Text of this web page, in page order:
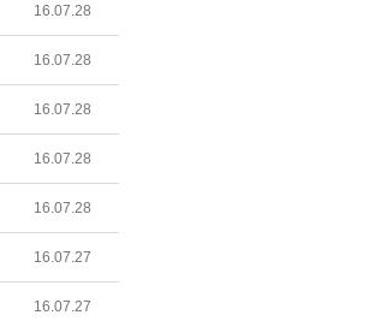
16.07.28
16.07.28
16.07.28
16.07.28
16.07.28
16.07.27
16.07.27